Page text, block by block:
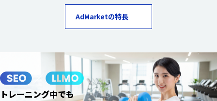
AdMarketの特長
トレーニング中でも